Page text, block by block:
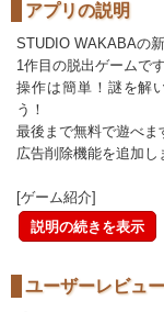
アプリの説明
STUDIO WAKABAの
1作目の脱出ゲームです
操作は簡単！謎を解
う！
最後まで無料で遊べま
広告削除機能を追加し
[ゲーム紹介]
説明の続きを表示
ユーザーレビュー